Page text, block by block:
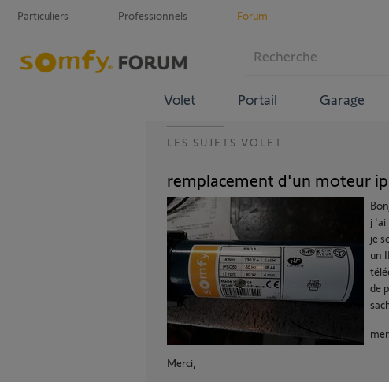
Particuliers Professionnels Forum
Volet Portail Garage
LES SUJETS VOLET
remplacement d'un moteur
j 'ai
je
un
de
Merci,